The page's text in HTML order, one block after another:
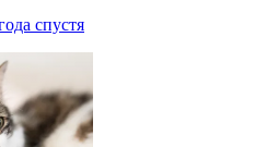
спустя